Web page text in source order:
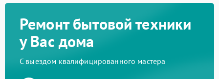
Ремонт бытовой техники
у Вас дома
С выездом квалифицированного мастера